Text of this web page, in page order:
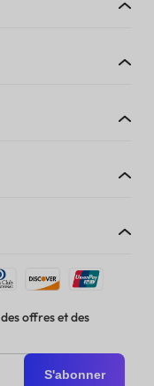
offres et des
S'abonner